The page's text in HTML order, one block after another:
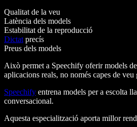
Qualitat de la veu
Latència dels models
Estabilitat de la reproducció
Dictat precís
Preus dels models
Això permet a Speechify oferir models
aplicacions reals, no només capes de veu
Speechify entrena models per a escolta
conversacional.
Aquesta especialització aporta millor